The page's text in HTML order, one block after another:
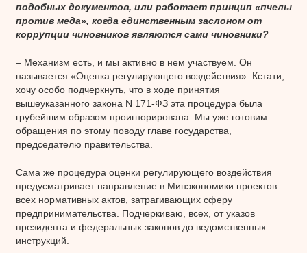
подобных документов, или работает принцип «пчелы
против меда», когда единственным заслоном от
коррупции чиновников являются сами чиновники?
– Механизм есть, и мы активно в нем участвуем. Он
называется «Оценка регулирующего воздействия». Кстати,
хочу особо подчеркнуть, что в ходе принятия
вышеуказанного закона N 171-ФЗ эта процедура была
грубейшим образом проигнорирована. Мы уже готовим
обращения по этому поводу главе государства,
председателю правительства.
Сама же процедура оценки регулирующего воздействия
предусматривает направление в Минэкономики проектов
всех нормативных актов, затрагивающих сферу
предпринимательства. Подчеркиваю, всех, от указов
президента и федеральных законов до ведомственных
инструкций.